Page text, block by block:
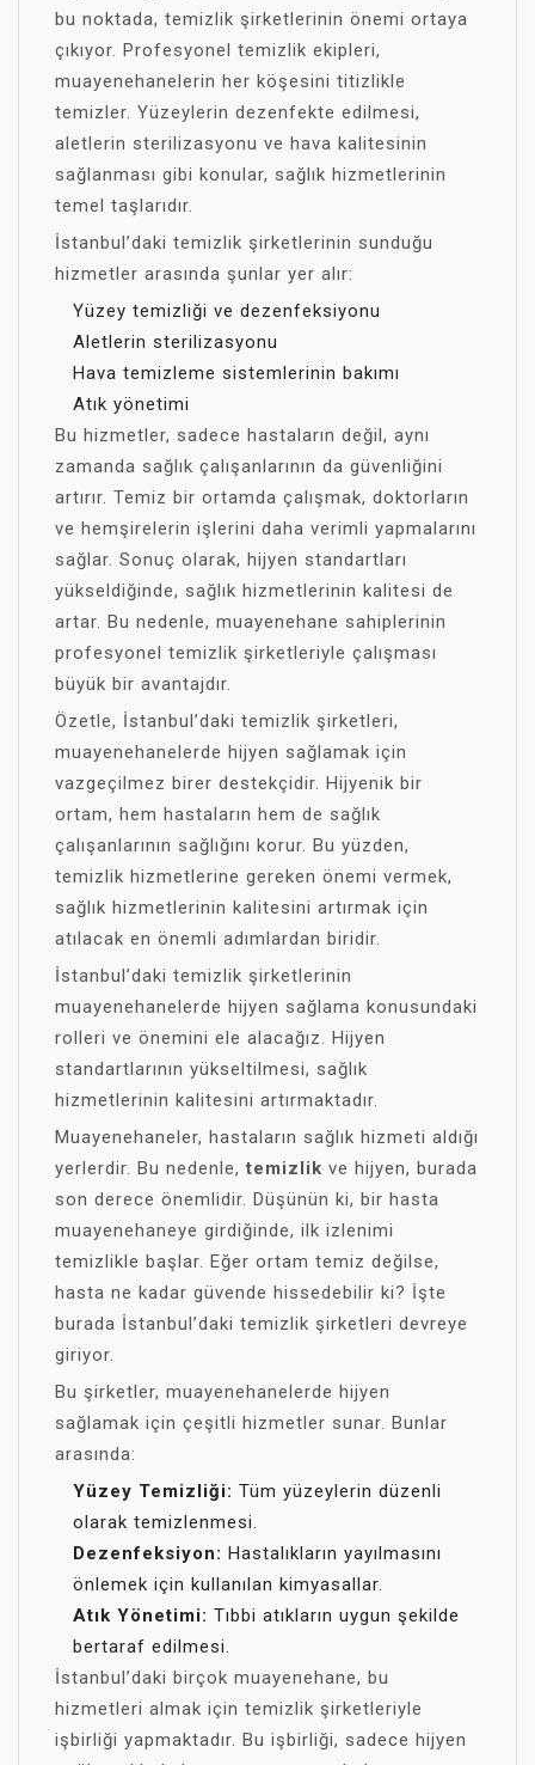
bu noktada, temizlik şirketlerinin önemi ortaya
çıkıyor. Profesyonel temizlik ekipleri,
muayenehanelerin her köşesini titizlikle
temizler. Yüzeylerin dezenfekte edilmesi,
aletlerin sterilizasyonu ve hava kalitesinin
sağlanması gibi konular, sağlık hizmetlerinin
temel taşlarıdır.
İstanbul’daki temizlik şirketlerinin sunduğu
hizmetler arasında şunlar yer alır:
Yüzey temizliği ve dezenfeksiyonu
Aletlerin sterilizasyonu
Hava temizleme sistemlerinin bakımı
Atık yönetimi
Bu hizmetler, sadece hastaların değil, aynı
zamanda sağlık çalışanlarının da güvenliğini
artırır. Temiz bir ortamda çalışmak, doktorların
ve hemşirelerin işlerini daha verimli yapmalarını
sağlar. Sonuç olarak, hijyen standartları
yükseldiğinde, sağlık hizmetlerinin kalitesi de
artar. Bu nedenle, muayenehane sahiplerinin
profesyonel temizlik şirketleriyle çalışması
büyük bir avantajdır.
Özetle, İstanbul’daki temizlik şirketleri,
muayenehanelerde hijyen sağlamak için
vazgeçilmez birer destekçidir. Hijyenik bir
ortam, hem hastaların hem de sağlık
çalışanlarının sağlığını korur. Bu yüzden,
temizlik hizmetlerine gereken önemi vermek,
sağlık hizmetlerinin kalitesini artırmak için
atılacak en önemli adımlardan biridir.
İstanbul’daki temizlik şirketlerinin
muayenehanelerde hijyen sağlama konusundaki
rolleri ve önemini ele alacağız. Hijyen
standartlarının yükseltilmesi, sağlık
hizmetlerinin kalitesini artırmaktadır.
Muayenehaneler, hastaların sağlık hizmeti aldığı
yerlerdir. Bu nedenle,temizlik ve hijyen, burada
son derece önemlidir. Düşünün ki, bir hasta
muayenehaneye girdiğinde, ilk izlenimi
temizlikle başlar. Eğer ortam temiz değilse,
hasta ne kadar güvende hissedebilir ki? İşte
burada İstanbul’daki temizlik şirketleri devreye
giriyor.
Bu şirketler, muayenehanelerde hijyen
sağlamak için çeşitli hizmetler sunar. Bunlar
arasında:
Yüzey Temizliği: Tüm yüzeylerin düzenli
olarak temizlenmesi.
Dezenfeksiyon: Hastalıkların yayılmasını
önlemek için kullanılan kimyasallar.
Atık Yönetimi: Tıbbi atıkların uygun şekilde
bertaraf edilmesi.
İstanbul’daki birçok muayenehane, bu
hizmetleri almak için temizlik şirketleriyle
işbirliği yapmaktadır. Bu işbirliği, sadece hijyen